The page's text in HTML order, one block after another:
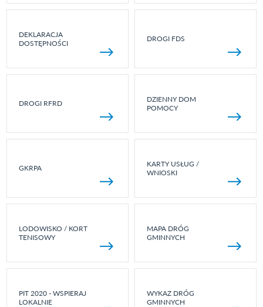
DEKLARACJA
DOSTĘPNOŚCI
DROGI FDS
DROGI RFRD
DZIENNY DOM
POMOCY
GKRPA
KARTY USŁUG /
WNIOSKI
LODOWISKO / KORT
TENISOWY
MAPA DRÓG
GMINNYCH
PIT 2020 - WSPIERAJ
LOKALNIE
WYKAZ DRÓG
GMINNYCH